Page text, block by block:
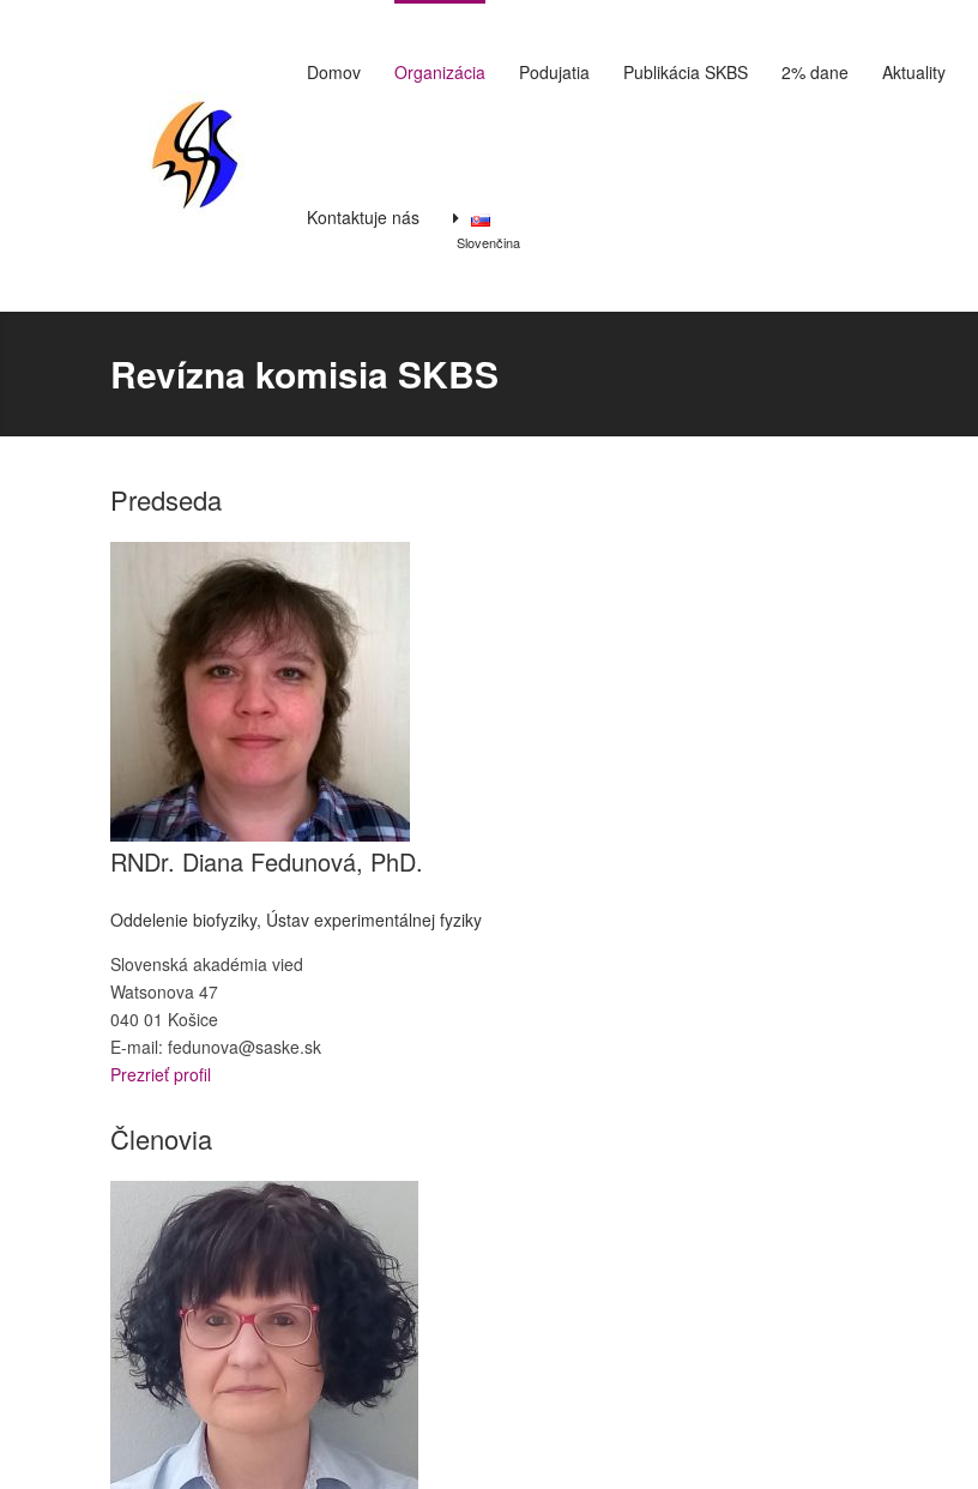
Domov Organizácia Podujatia Publikácia SKBS 2% dane Aktuality
Kontaktuje nás
Slovenčina
Revízna komisia SKBS
Predseda
RNDr. Diana Fedunová, PhD.
Oddelenie biofyziky, Ústav experimentálnej fyziky
Slovenská akadémia vied
Watsonova 47
040 01 Košice
E-mail: fedunova@saske.sk
Prezrieť profil
Členovia